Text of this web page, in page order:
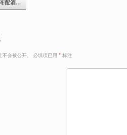
配酒…
会被公开。 必填项已用 * 标注